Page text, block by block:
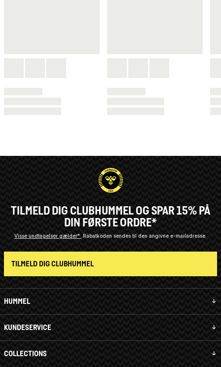
HUMMEL
KUNDESERVICE
COLLECTIONS
TILMELD DIG CLUBHUMMEL OG SPAR 15% PÅ
DIN FØRSTE ORDRE*
Visse undtagelser gælder* Rabatkoden sendes til den angivne e-mailadresse.
TILMELD DIG CLUBHUMMEL